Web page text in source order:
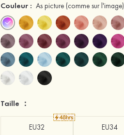
Couleur : As picture (comme sur l'image)
Taille ：
EU32 EU34